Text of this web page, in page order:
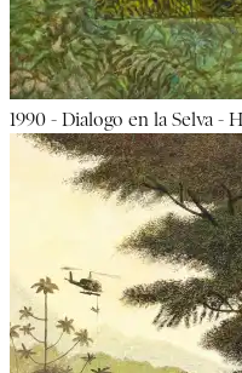
1990 - Dialogo en la Selva -